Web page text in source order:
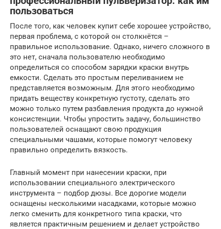
пользоваться
После того, как человек купит себе хорошее устройство,
первая проблема, с которой он столкнётся –
правильное использование. Однако, ничего сложного в
это нет, сначала пользователю необходимо
определиться со способом зарядки краски внутрь
емкости. Сделать это простым переливанием не
представляется возможным. Для этого необходимо
придать веществу конкретную густоту, сделать это
можно только путем разбавления продукта до нужной
консистенции. Чтобы упростить задачу, большинство
пользователей оснащают свою продукция
специальными чашами, которые помогут человеку
правильно определить вязкость.
Главный момент при нанесении краски, при
использовании специального электрического
инструмента – подбор дюзы. Все дорогие модели
оснащены несколькими насадками, которые можно
легко сменить для конкретного типа краски, что
является практичным решением и делает устройство